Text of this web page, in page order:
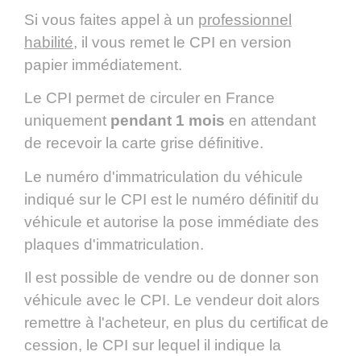
Si vous faites appel à un professionnel
habilité, il vous remet le CPI en version
papier immédiatement.
Le CPI permet de circuler en France
uniquement pendant 1 mois en attendant
de recevoir la carte grise définitive.
Le numéro d'immatriculation du véhicule
indiqué sur le CPI est le numéro définitif du
véhicule et autorise la pose immédiate des
plaques d'immatriculation.
Il est possible de vendre ou de donner son
véhicule avec le CPI. Le vendeur doit alors
remettre à l'acheteur, en plus du certificat de
cession, le CPI sur lequel il indique la